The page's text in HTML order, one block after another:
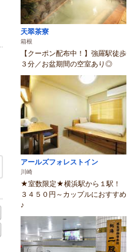
空き状況・料金を見る
天翠茶寮
箱根
【クーポン配布中！】強羅駅徒歩
３分／お盆期間の空室あり◎
アールズフォレストイン
川崎
★室数限定★横浜駅から１駅！
３４５０円～カップルにおすすめ
♪